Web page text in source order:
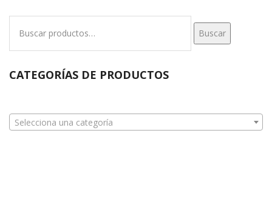
Buscar
CATEGORÍAS DE PRODUCTOS
Selecciona una categoría